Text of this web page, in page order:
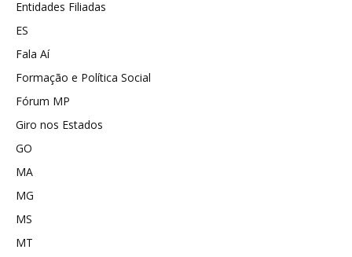
Entidades Filiadas
ES
Fala Aí
Formação e Política Social
Fórum MP
Giro nos Estados
GO
MA
MG
MS
MT